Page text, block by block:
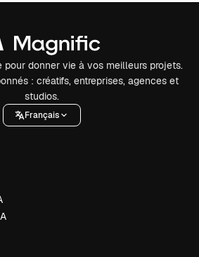
pour donner vie à vos meilleurs projets.
: créatifs, entreprises, agences et
studios.
Français